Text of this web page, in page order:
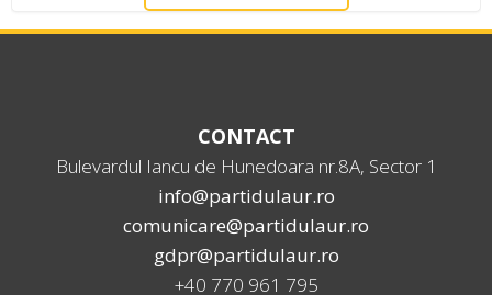
CONTACT
Bulevardul Iancu de Hunedoara nr.8A, Sector 1
info@partidulaur.ro
comunicare@partidulaur.ro
gdpr@partidulaur.ro
+40 770 961 795